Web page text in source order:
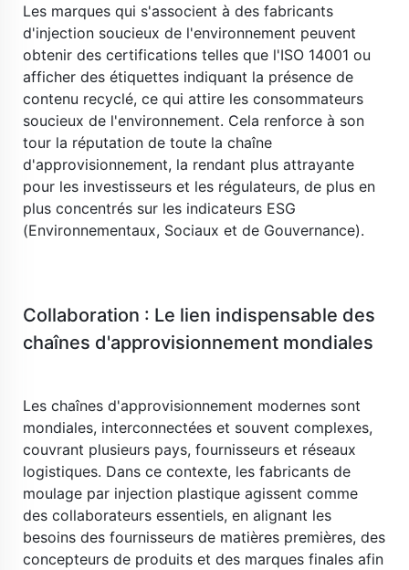
Les marques qui s'associent à des fabricants
d'injection soucieux de l'environnement peuvent
obtenir des certifications telles que l'ISO 14001 ou
afficher des étiquettes indiquant la présence de
contenu recyclé, ce qui attire les consommateurs
soucieux de l'environnement. Cela renforce à son
tour la réputation de toute la chaîne
d'approvisionnement, la rendant plus attrayante
pour les investisseurs et les régulateurs, de plus en
plus concentrés sur les indicateurs ESG
(Environnementaux, Sociaux et de Gouvernance).
Collaboration : Le lien indispensable des
chaînes d'approvisionnement mondiales
Les chaînes d'approvisionnement modernes sont
mondiales, interconnectées et souvent complexes,
couvrant plusieurs pays, fournisseurs et réseaux
logistiques. Dans ce contexte, les fabricants de
moulage par injection plastique agissent comme
des collaborateurs essentiels, en alignant les
besoins des fournisseurs de matières premières, des
concepteurs de produits et des marques finales afin